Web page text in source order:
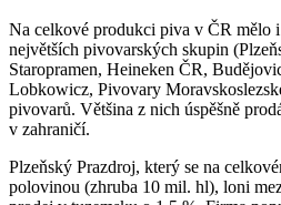
Na celkové produkci piva v ČR mělo
největších pivovarských skupin
Staropramen, Heineken ČR,
Lobkowicz, Pivovary
pivovarů. Většina z nich úspěšně
v zahraničí.
Plzeňský Prazdroj, který se na
polovinou (zhruba 10 mil. hl), loni